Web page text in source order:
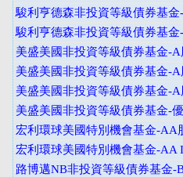
駿利亨德森非投資等級債券基
駿利亨德森非投資等級債券基金
美盛美國非投資等級債券基金-
美盛美國非投資等級債券基金-
美盛美國非投資等級債券基金-
美盛美國非投資等級債券基金-
宏利環球美國特別機會基金-AA
宏利環球美國特別機會基金-AA
路博邁NB非投資等級債券基金-